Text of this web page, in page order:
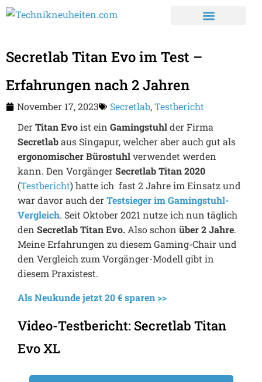
Secretlab Titan Evo im Test –
Erfahrungen nach 2 Jahren
November 17, 2023 Secretlab,Testbericht
DerTitan Evoist ein Gamingstuhlder Firma
Secretlabaus Singapur, welcher aber auch gut als
ergonomischer Bürostuhlverwendet werden
kann. Den VorgängerSecretlab Titan 2020
(Testbericht) hatte ich fast 2 Jahre im Einsatz und
war davor auch derTestsieger im Gamingstuhl-
Vergleich. Seit Oktober 2021 nutze ich nun täglich
den Secretlab Titan Evo. Also schon über 2 Jahre.
Meine Erfahrungen zu diesem Gaming-Chair und
den Vergleich zum Vorgänger-Modell gibt in
diesem Praxistest.
Als Neukunde jetzt 20 € sparen >>
Video-Testbericht: Secretlab Titan
Evo XL